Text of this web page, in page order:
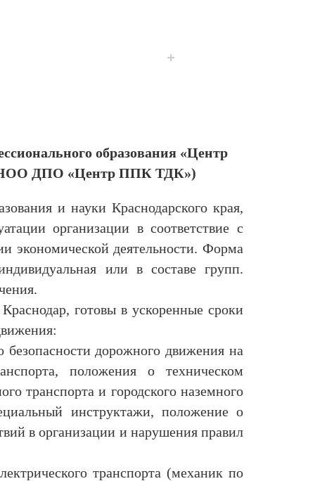
+
образования «Центр
(АНОО ДПО «Центр ППК ТДК»)
и науки Краснодарского края,
организации в соответствие с
экономической деятельности. Форма
или в составе групп.
готовы в ускоренные сроки
дорожного движения на
положения о техническом
транспорта и городского наземного
инструктажи, положение о
в организации и нарушения правил
транспорта (механик по